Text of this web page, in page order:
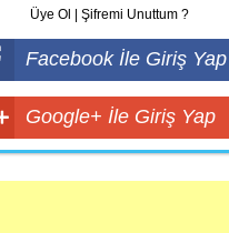
Üye Ol Şifremi Unuttum ?
Facebook İle Giriş Yap
Google+ İle Giriş Yap